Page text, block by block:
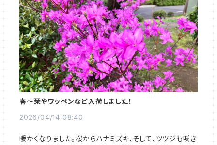
春～栞やワッペンなど入荷しました！
2026/04/14 08:40
暖かくなりました。桜からハナミズキ、そして、ツツジも咲き